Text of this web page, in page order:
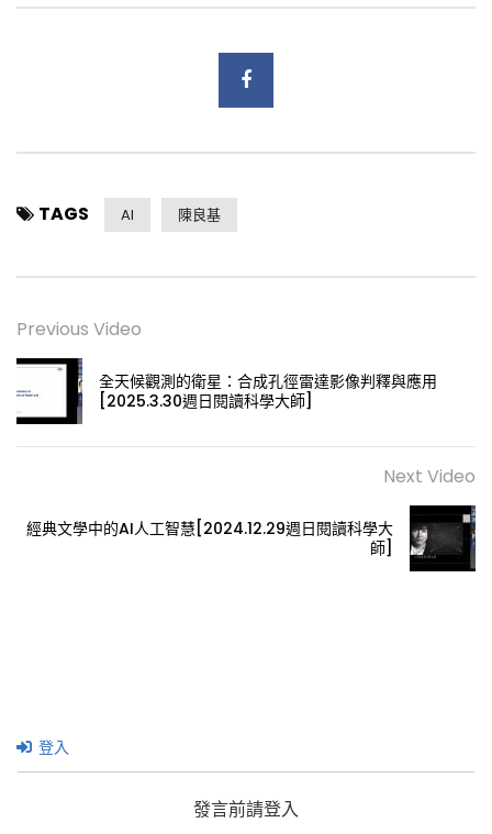
TAGS AI 陳良基
Previous Video
全天候觀測的衛星：合成孔徑雷達影像判釋與應用
[2025.3.30週日閱讀科學大師]
Next Video
經典文學中的AI人工智慧[2024.12.29週日閱讀科學大
師]
登入
發言前請登入